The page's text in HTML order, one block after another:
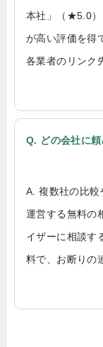
本社」（★5.0
が高い評価を得
各業者のリンク
Q. どの会社に
A. 複数社の比較
運営する無料の
イザーに相談す
料で、お断りの